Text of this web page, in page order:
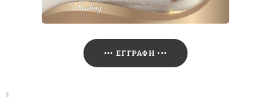
••• ΕΓΓΡΑΦΉ •••